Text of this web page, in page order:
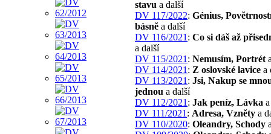
stavu a další
DV 117/2022: Génius,
básně a další
DV 116/2021 : Co si dáš až
a další
DV 115/2021 : Nemusím, Portrét
DV 114/2021 : Z oslovské lavice a
DV 113/2021 : Jsi, Nakup se
jednou a další
DV 112/2021 : Jak peníz, Lávka
DV 111/2021 : Adresa, Vzněty a
DV 110/2020: Oleandry, Schody